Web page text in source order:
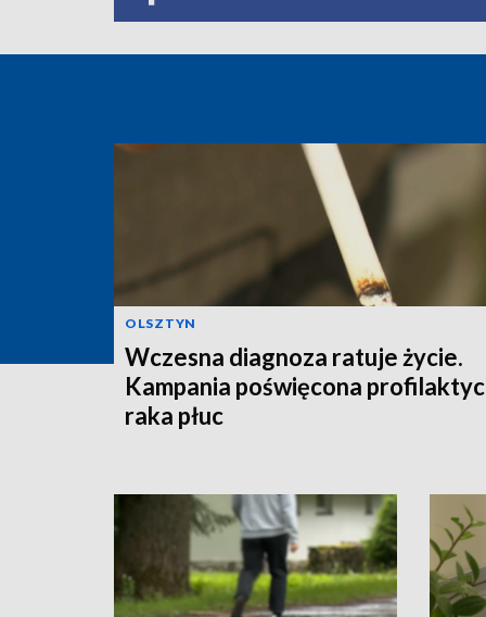
OLSZTYN
Wczesna diagnoza ratuje życie.
Kampania poświęcona
raka płuc